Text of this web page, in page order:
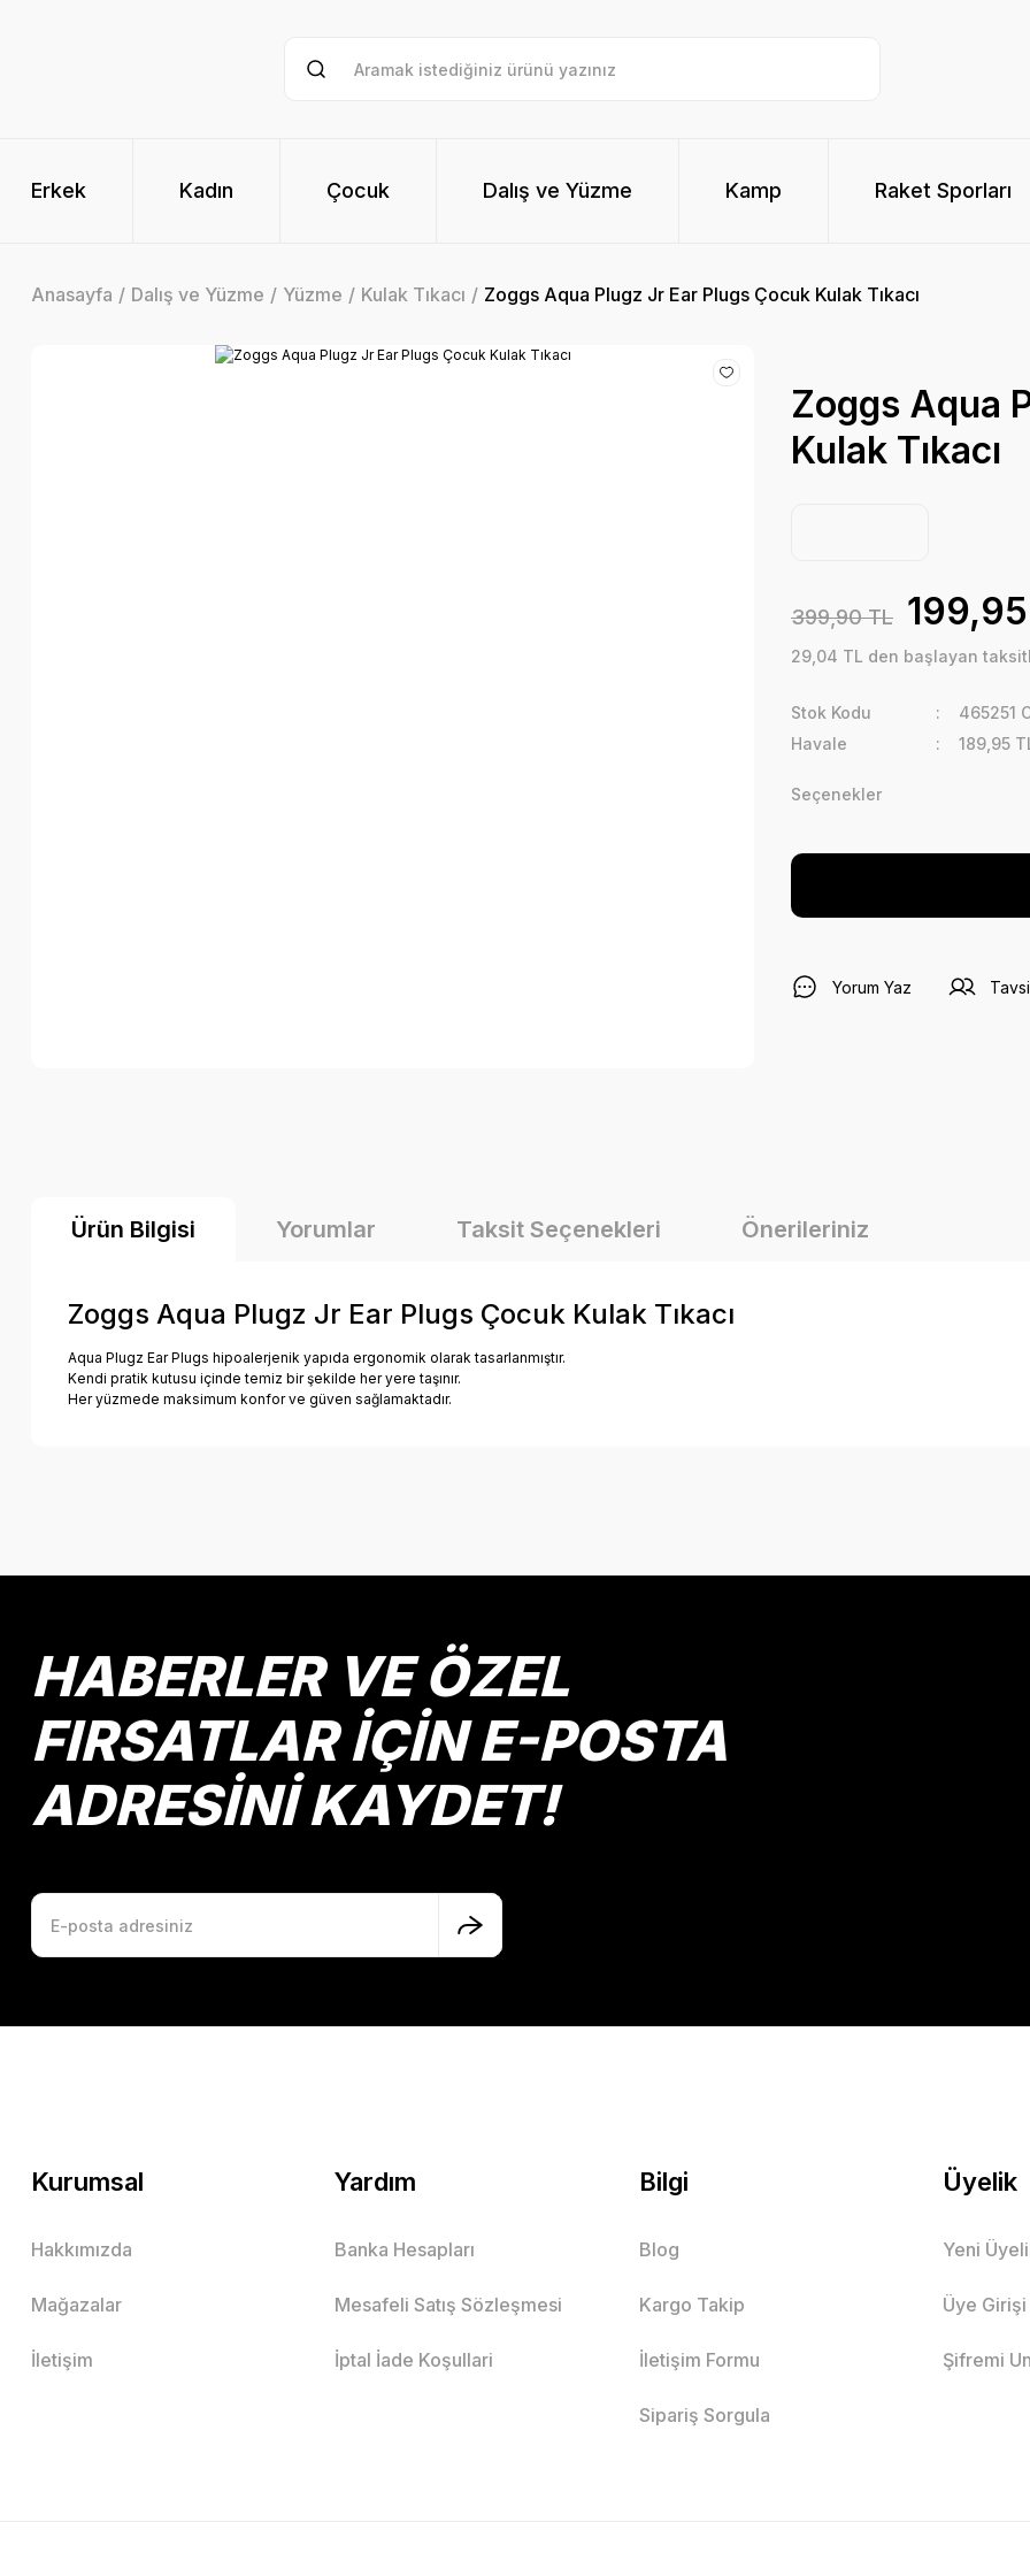
Erkek Kadın Çocuk Dalış ve Yüzme Kamp Raket Sporları
Anasayfa Dalış ve Yüzme Yüzme Kulak Tıkacı Zoggs Aqua Plugz Jr Ear Plugs Çocuk Kulak Tıkacı
Zoggs Aqua
Kulak Tıkacı
399,90 TL
29,04 TL den başlayan
Stok Kodu
465251
Havale
189,95
Seçenekler
Yorum Yaz
Ürün Bilgisi Yorumlar Taksit Seçenekleri Önerileriniz
Zoggs Aqua Plugz Jr Ear Plugs Çocuk Kulak Tıkacı
Aqua Plugz Ear Plugs hipoalerjenik yapıda ergonomik olarak tasarlanmıştır.
Kendi pratik kutusu içinde temiz bir şekilde her yere taşınır.
Her yüzmede maksimum konfor ve güven sağlamaktadır.
Ürün resmi kalitesiz, bozuk veya görüntülenemiyor.
Ürün fiyatı diğer sitelerden daha pahalı.
HABERLER VE ÖZEL
FIRSATLAR İÇİN E-POSTA
ADRESİNİ KAYDET!
Kurumsal
Hakkımızda
Mağazalar
İletişim
Yardım
Banka Hesapları
Mesafeli Satış Sözleşmesi
İptal İade Koşullari
Bilgi
Blog
Kargo Takip
İletişim Formu
Sipariş Sorgula
Üyelik
Yeni
Üye Girişi
Şifremi